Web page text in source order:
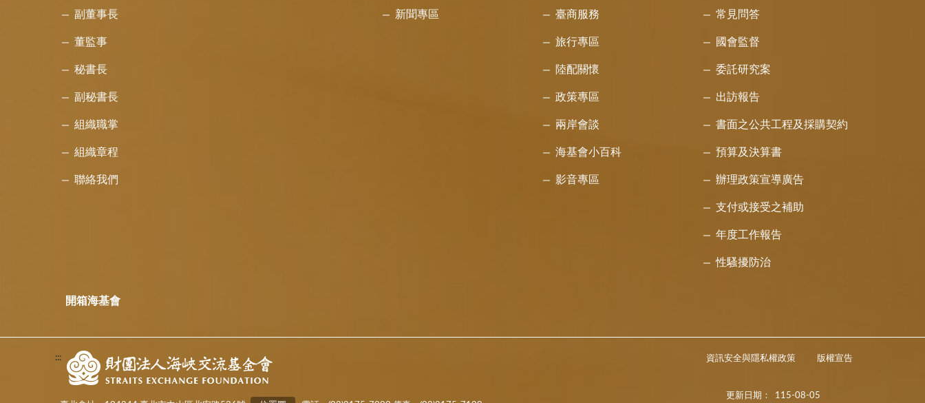
副董事長
董監事
秘書長
副秘書長
組織職掌
組織章程
聯絡我們
新聞專區 臺商服務
旅行專區
陸配關懷
政策專區
兩岸會談
海基會小百科
影音專區
常見問答
國會監督
委託研究案
出訪報告
書面之公共工程及採購契約
預算及決算書
辦理政策宣導廣告
支付或接受之補助
年度工作報告
性騷擾防治
開箱海基會
::: 資訊安全與隱私權政策 版權宣告
更新日期： 115-08-05